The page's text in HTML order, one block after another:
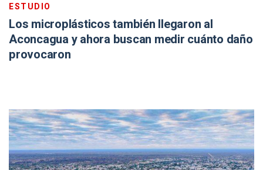
ESTUDIO
Los microplásticos también llegaron al
Aconcagua y ahora buscan medir cuánto daño
provocaron